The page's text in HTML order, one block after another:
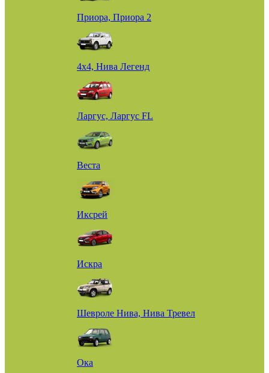
Приора, Приора 2
4х4, Нива Легенд
Ларгус, Ларгус FL
Веста
Иксрей
Искра
Шевроле Нива, Нива Тревел
Ока